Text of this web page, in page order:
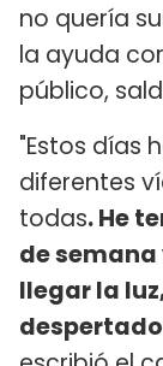
no quería
la ayuda
público,
"Estos días
diferentes
todas. He
de
llegar la